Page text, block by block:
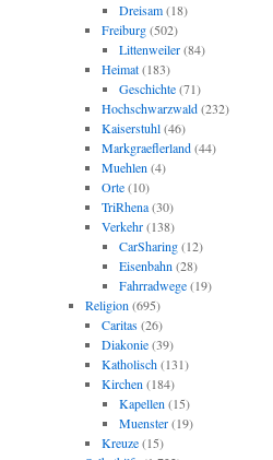
Dreisam(18)
Freiburg(502)
Littenweiler(84)
Heimat(183)
Geschichte(71)
Hochschwarzwald(232)
Kaiserstuhl(46)
Markgraeflerland(44)
Muehlen (4)
Orte(10)
TriRhena(30)
Verkehr(138)
CarSharing(12)
Eisenbahn (28)
Fahrradwege(19)
Religion (695)
Caritas(26)
Diakonie(39)
Katholisch(131)
Kirchen (184)
Kapellen (15)
Muenster(19)
Kreuze(15)